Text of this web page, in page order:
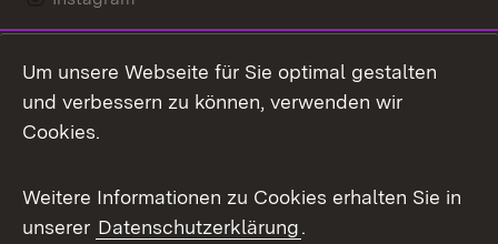
Mastodon
Messenger
Social Wall
X / Twitter
Um unsere Webseite für Sie optimal gestalten
und verbessern zu können, verwenden wir
Cookies.
Weitere Informationen zu Cookies erhalten Sie in
unserer Datenschutzerklärung.